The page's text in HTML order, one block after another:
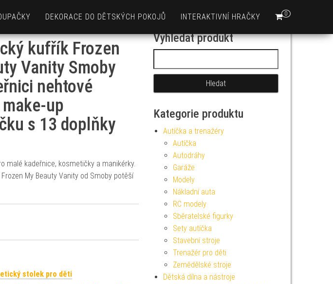
0
DEKORACE DO DĚTSKÝCH POKOJŮ INTERAKTIVNÍ HRAČKY
kufřík Frozen
Vanity Smoby
nehtové
up
s 13 doplňky
malé kadeřnice, kosmetičky a manikérky.
My Beauty Vanity od Smoby potěší
stolek pro děti
Vyhledat produkt
Kategorie produktu
Autíčka a trenažéry
Autíčka
Autodráhy
Garáže
Modely
Nákladní auta
RC modely
Sběratelské figurky
Sety autíčka
Stavební stroje
Trenažér pro děti
Zemědělské stroje
Dětská dílna a nástroje